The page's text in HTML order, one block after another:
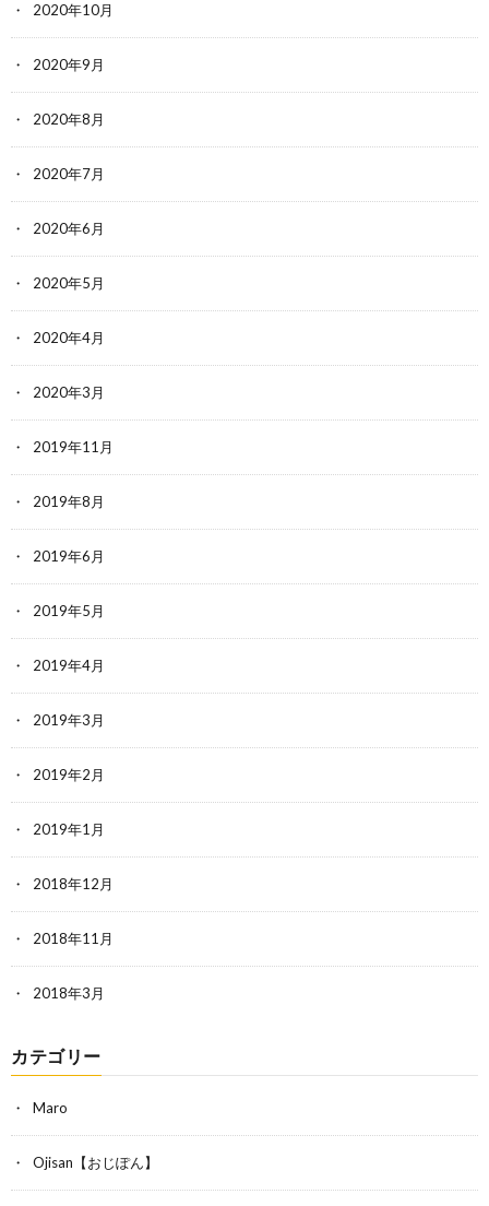
2020年10月
2020年9月
2020年8月
2020年7月
2020年6月
2020年5月
2020年4月
2020年3月
2019年11月
2019年8月
2019年6月
2019年5月
2019年4月
2019年3月
2019年2月
2019年1月
2018年12月
2018年11月
2018年3月
カテゴリー
Maro
Ojisan【おじぽん】